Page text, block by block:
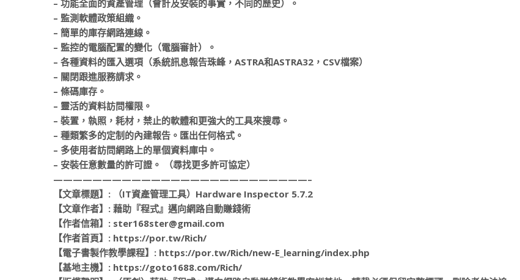
– 功能全面的資產管理（會計及安裝的事實，不同的歷史）。
– 監測軟體政策組織。
– 簡單的庫存網路連線。
– 監控的電腦配置的變化（電腦審計）。
– 各種資料的匯入選項（系統訊息報告珠峰，ASTRA和ASTRA32，CSV檔案）
– 關閉跟進服務請求。
– 條碼庫存。
– 靈活的資料訪問權限。
– 裝置，執照，耗材，禁止的軟體和更強大的工具來搜尋。
– 種類繁多的定制的內建報告。匯出任何格式。
– 多使用者訪問網路上的單個資料庫中。
– 安裝任意數量的許可證。 （尋找更多許可協定）
——————————————————————————–
【文章標題】: （IT資產管理工具）Hardware Inspector 5.7.2
【文章作者】: 藉助『程式』邁向網路自動賺錢術
【作者信箱】: ster168ster@gmail.com
【作者首頁】: https://por.tw/Rich/
【電子書製作教學課程】: https://por.tw/Rich/new-E_learning/index.php
【基地主機】: https://goto1688.com/Rich/